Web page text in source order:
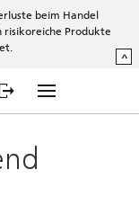
beim Handel
Produkte
^